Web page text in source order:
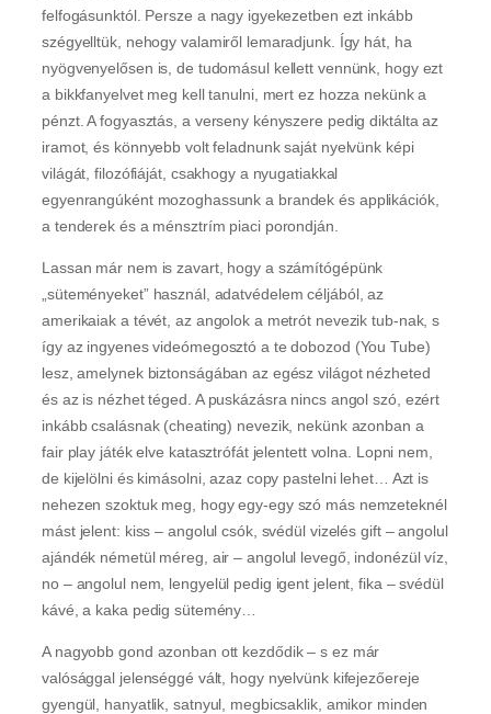
felfogásunktól. Persze a nagy igyekezetben ezt inkább
szégyelltük, nehogy valamiről lemaradjunk. Így hát, ha
nyögvenyelősen is, de tudomásul kellett vennünk, hogy ezt
a bikkfanyelvet meg kell tanulni, mert ez hozza nekünk a
pénzt. A fogyasztás, a verseny kényszere pedig diktálta az
iramot, és könnyebb volt feladnunk saját nyelvünk képi
világát, filozófiáját, csakhogy a nyugatiakkal
egyenrangúként mozoghassunk a brandek és applikációk,
a tenderek és a ménsztrím piaci porondján.
Lassan már nem is zavart, hogy a számítógépünk
„süteményeket” használ, adatvédelem céljából, az
amerikaiak a tévét, az angolok a metrót nevezik tub-nak, s
így az ingyenes videómegosztó a te dobozod (You Tube)
lesz, amelynek biztonságában az egész világot nézheted
és az is nézhet téged. A puskázásra nincs angol szó, ezért
inkább csalásnak (cheating) nevezik, nekünk azonban a
fair play játék elve katasztrófát jelentett volna. Lopni nem,
de kijelölni és kimásolni, azaz copy pastelni lehet… Azt is
nehezen szoktuk meg, hogy egy-egy szó más nemzeteknél
mást jelent: kiss – angolul csók, svédül vizelés gift – angolul
ajándék németül méreg, air – angolul levegő, indonézül víz,
no – angolul nem, lengyelül pedig igent jelent, fika – svédül
kávé, a kaka pedig sütemény…
A nagyobb gond azonban ott kezdődik – s ez már
valósággal jelenséggé vált, hogy nyelvünk kifejezőereje
gyengül, hanyatlik, satnyul, megbicsaklik, amikor minden